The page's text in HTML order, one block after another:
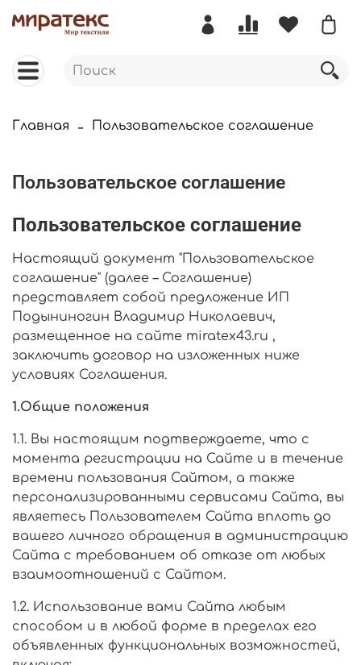
Главная Пользовательское соглашение
Пользовательское соглашение
Пользовательское соглашение
Настоящий документ "Пользовательское
соглашение" (далее – Соглашение)
представляет собой предложение ИП
Подыниногин Владимир Николаевич,
размещенное на сайте miratex43.ru ,
заключить договор на изложенных ниже
условиях Соглашения.
1.Общие положения
1.1. Вы настоящим подтверждаете, что с
момента регистрации на Сайте и в течение
времени пользования Сайтом, а также
персонализированными сервисами Сайта, вы
являетесь Пользователем Сайта вплоть до
вашего личного обращения в администрацию
Сайта с требованием об отказе от любых
взаимоотношений с Сайтом.
1.2. Использование вами Сайта любым
способом и в любой форме в пределах его
объявленных функциональных возможностей,